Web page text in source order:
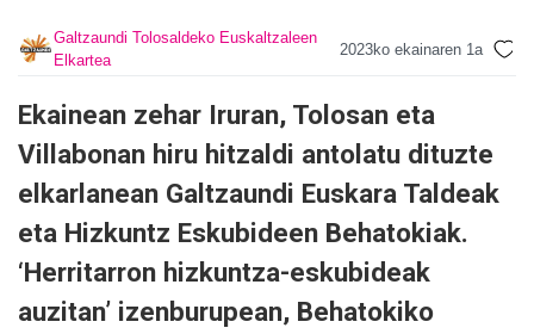
Galtzaundi Tolosaldeko Euskaltzaleen
Elkartea
2023ko ekainaren 1a
Ekainean zehar Iruran, Tolosan eta
Villabonan hiru hitzaldi antolatu dituzte
elkarlanean Galtzaundi Euskara Taldeak
eta Hizkuntz Eskubideen Behatokiak.
‘Herritarron hizkuntza-eskubideak
auzitan’ izenburupean, Behatokiko